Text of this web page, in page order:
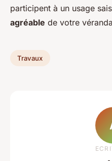
participent à un usage
agréable de votre
Travaux